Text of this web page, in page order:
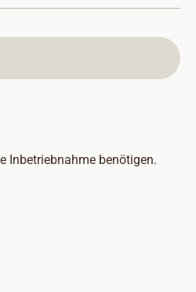
Inbetriebnahme benötigen.